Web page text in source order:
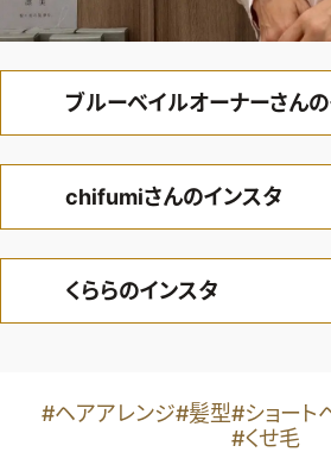
ブルーベイルオーナーさん
chifumiさんのインスタ
くららのインスタ
#ヘアアレンジ#髪型#ショート
#くせ毛